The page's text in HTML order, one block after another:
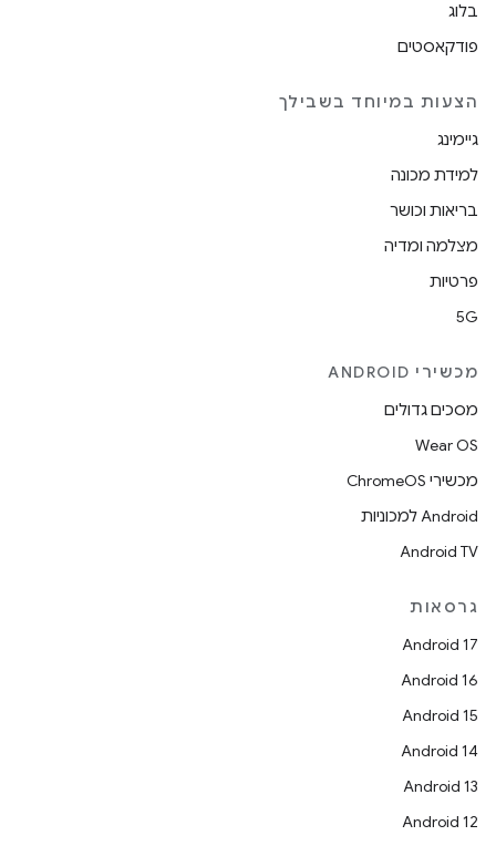
בלוג
פודקאסטים
הצעות במיוחד בשבילך
גיימינג
למידת מכונה
בריאות וכושר
מצלמה ומדיה
פרטיות
5G
מכשירי ANDROID
מסכים גדולים
Wear OS
מכשירי ChromeOS
Android למכוניות
Android TV
גרסאות
Android 17
Android 16
Android 15
Android 14
Android 13
Android 12